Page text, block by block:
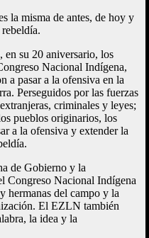
la misma de antes, de hoy y
en su 20 aniversario, los
Nacional Indígena,
a pasar a la ofensiva en la
Perseguidos por las fuerzas
criminales y leyes;
pueblos originarios, los
a la ofensiva y extender la
de Gobierno y la
Congreso Nacional Indígena
hermanas del campo y la
El EZLN también
la idea y la